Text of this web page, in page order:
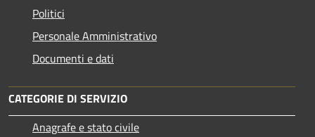
Politici
Personale Amministrativo
Documenti e dati
CATEGORIE DI SERVIZIO
Anagrafe e stato civile